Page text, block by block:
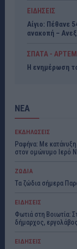
ΕΙΔΗΣΕΙΣ
Αίγιο: Πέθανε
ανακοπή –
ΣΠΑΤΑ -
Η ενημέρωση
ΝΕΑ
ΕΚΔΗΛΩΣΕΙΣ
Ραφήνα: Με
στον ομώνυμο Ιερό
ΖΩΔΙΑ
Τα ζώδια σήμερα
ΕΙΔΗΣΕΙΣ
Φωτιά στη Βοιωτία:
δήμαρχος, εργολάβος
ΕΙΔΗΣΕΙΣ